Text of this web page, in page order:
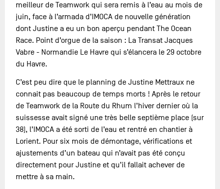
meilleur de Teamwork qui sera remis à l’eau au mois de
juin, face à l’armada d’IMOCA de nouvelle génération
dont Justine a eu un bon aperçu pendant The Ocean
Race. Point d’orgue de la saison : La Transat Jacques
Vabre - Normandie Le Havre qui s’élancera le 29 octobre
du Havre.
C’est peu dire que le planning de Justine Mettraux ne
connait pas beaucoup de temps morts ! Après le retour
de Teamwork de la Route du Rhum l’hiver dernier où la
suissesse avait signé une très belle septième place (sur
38), l’IMOCA a été sorti de l’eau et rentré en chantier à
Lorient. Pour six mois de démontage, vérifications et
ajustements d’un bateau qui n’avait pas été conçu
directement pour Justine et qu’il fallait achever de
mettre à sa main.